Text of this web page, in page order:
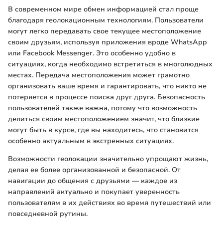
В современном мире обмен информацией стал проще
благодаря геолокационным технологиям. Пользователи
могут легко передавать свое текущее местоположение
своим друзьям, используя приложения вроде WhatsApp
или Facebook Messenger. Это особенно удобно в
ситуациях, когда необходимо встретиться в многолюдных
местах. Передача местоположения может грамотно
организовать ваше время и гарантировать, что никто не
потеряется в процессе поиска друг друга. Безопасность
пользователей также важна, потому что возможность
делиться своим местоположением значит, что близкие
могут быть в курсе, где вы находитесь, что становится
особенно актуальным в экстренных ситуациях.
Возможности геолокации значительно упрощают жизнь,
делая ее более организованной и безопасной. От
навигации до общения с друзьями — каждое из
направлений актуально и покупает уверенность
пользователям в их действиях во время путешествий или
повседневной рутины.